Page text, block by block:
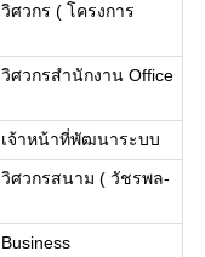
วิศวกร ( โครงการ
วิศวกรสำนักงาน Office
เจ้าหน้าที่พัฒนาระบบ
วิศวกรสนาม ( วัชรพล-
Business